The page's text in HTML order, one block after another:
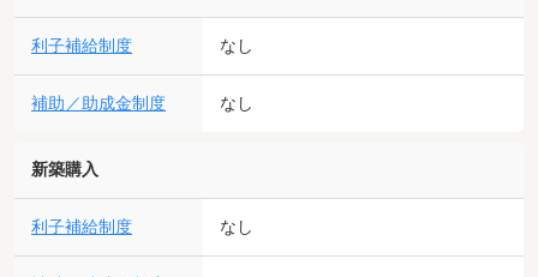
利子補給制度 なし
補助／助成金制度 なし
新築購入
利子補給制度 なし